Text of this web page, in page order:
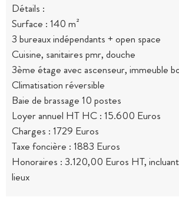
Détails :
Surface : 140 m²
3 bureaux indépendants + open space
Cuisine, sanitaires pmr, douche
3ème étage avec ascenseur, immeuble
Climatisation réversible
Baie de brassage 10 postes
Loyer annuel HT HC : 15.600 Euros
Charges : 1729 Euros
Taxe foncière : 1883 Euros
Honoraires : 3.120,00 Euros HT,
lieux